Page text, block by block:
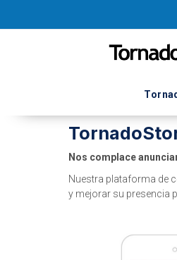
Nos complace
Nuestra plataforma de
y mejorar su presencia